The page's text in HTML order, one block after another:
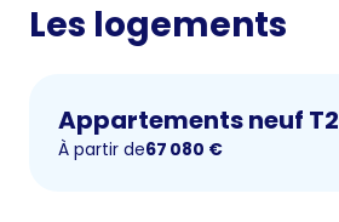
Les logements
Appartements neuf T2
À partir de67 080 €